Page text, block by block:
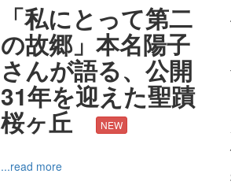
「私にとって第二
の故郷」本名陽子
さんが語る、公開
31年を迎えた聖蹟
桜ヶ丘 NEW
...read more